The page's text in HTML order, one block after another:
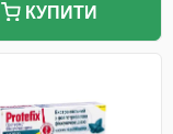
КУПИТИ